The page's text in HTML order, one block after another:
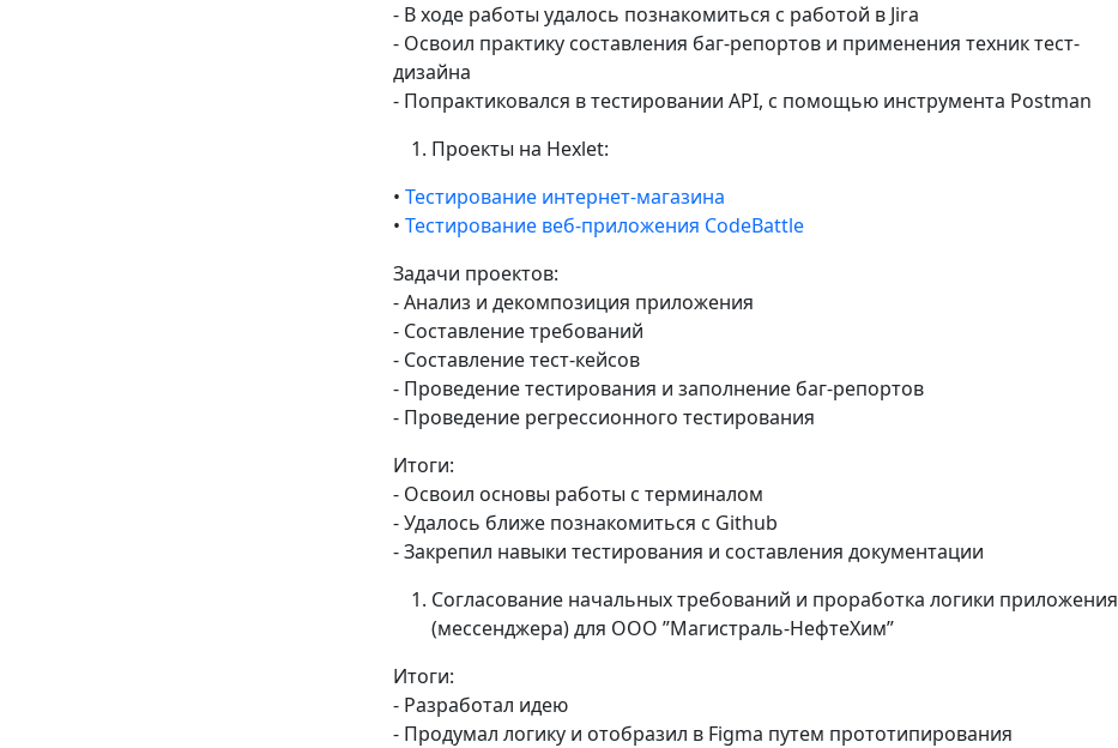
- В ходе работы удалось познакомиться с работой в Jira
- Освоил практику составления баг-репортов и применения техник тест-
дизайна
- Попрактиковался в тестировании API, с помощью инструмента Postman
Проекты на Hexlet:
• Тестирование интернет-магазина
• Тестирование веб-приложения CodeBattle
Задачи проектов:
- Анализ и декомпозиция приложения
- Составление требований
- Составление тест-кейсов
- Проведение тестирования и заполнение баг-репортов
- Проведение регрессионного тестирования
Итоги:
- Освоил основы работы с терминалом
- Удалось ближе познакомиться с Github
- Закрепил навыки тестирования и составления документации
Согласование начальных требований и проработка логики приложения
(мессенджера) для ООО ”Магистраль-НефтеХим”
Итоги:
- Разработал идею
- Продумал логику и отобразил в Figma путем прототипирования